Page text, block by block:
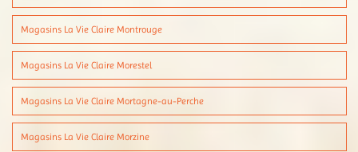
Magasins La Vie Claire Montrouge
Magasins La Vie Claire Morestel
Magasins La Vie Claire Mortagne-au-Perche
Magasins La Vie Claire Morzine